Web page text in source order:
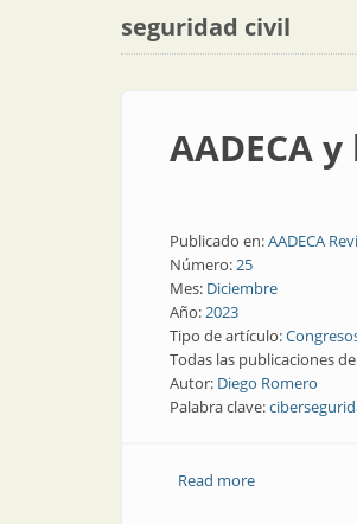
seguridad civil
AADECA
Publicado en:AADECA
Número:25
Mes: Diciembre
Año:2023
Tipo de artículo:
Todas las publicaciones
Autor: Diego Romero
Palabra clave:
Read moreabout